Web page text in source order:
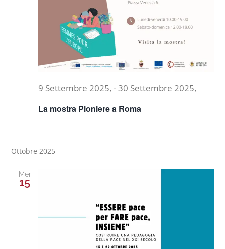
La mostra Pioniere a Roma
9 Settembre 2025, -30 Settembre 2025,
Ottobre 2025
Mer
15